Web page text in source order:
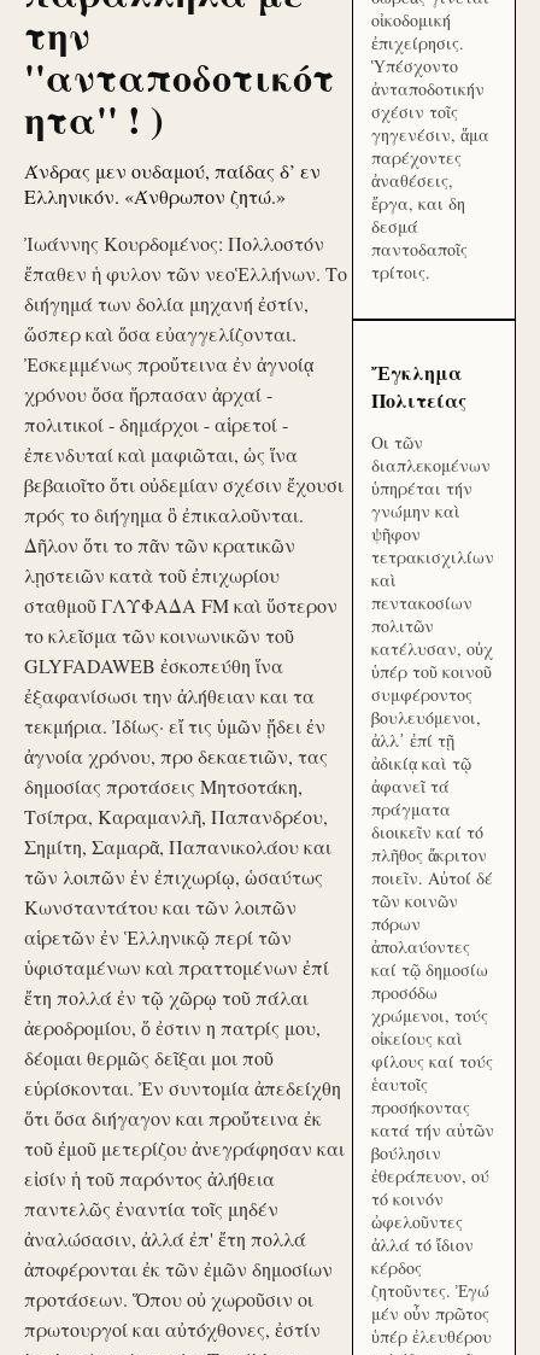
την
''ανταποδοτικότ
ητα'' ! )
Άνδρας μεν ουδαμού, παίδας δ’ εν
Ελληνικόν. «Άνθρωπον ζητώ.»
Ἰωάννης Κουρδομένος: Πολλοστόν
ἔπαθεν ἡ φυλον τῶν νεοἙλλήνων. Το
διήγημά των δολία μηχανή ἐστίν,
ὥσπερ καὶ ὅσα εὐαγγελίζονται.
Ἐσκεμμένως προὔτεινα ἐν ἀγνοίᾳ
χρόνου ὅσα ἥρπασαν ἀρχαί -
πολιτικοί - δημάρχοι - αἱρετοί -
ἐπενδυταί καὶ μαφιῶται, ὡς ἵνα
βεβαιοῖτο ὅτι οὐδεμίαν σχέσιν ἔχουσι
πρός το διήγημα ὃ ἐπικαλοῦνται.
Δῆλον ὅτι το πᾶν τῶν κρατικῶν
λῃστειῶν κατὰ τοῦ ἐπιχωρίου
σταθμοῦ ΓΛΥΦΑΔΑ FM καὶ ὕστερον
το κλεῖσμα τῶν κοινωνικῶν τοῦ
GLYFADAWEB ἐσκοπεύθη ἵνα
ἐξαφανίσωσι την ἀλήθειαν και τα
τεκμήρια. Ἰδίως· εἴ τις ὑμῶν ᾔδει ἐν
ἀγνοία χρόνου, προ δεκαετιῶν, τας
δημοσίας προτάσεις Μητσοτάκη,
Τσίπρα, Καραμανλῆ, Παπανδρέου,
Σημίτη, Σαμαρᾶ, Παπανικολάου και
τῶν λοιπῶν ἐν ἐπιχωρίῳ, ὡσαύτως
Κωνσταντάτου και τῶν λοιπῶν
αἱρετῶν ἐν Ἑλληνικῷ περί τῶν
ὑφισταμένων καὶ πραττομένων ἐπί
ἔτη πολλά ἐν τῷ χῶρῳ τοῦ πάλαι
ἀεροδρομίου, ὅ ἐστιν η πατρίς μου,
δέομαι θερμῶς δεῖξαι μοι ποῦ
εὑρίσκονται. Ἐν συντομία ἀπεδείχθη
ὅτι ὅσα διήγαγον και προὔτεινα ἐκ
τοῦ ἐμοῦ μετερίζου ἀνεγράφησαν και
εἰσίν ἡ τοῦ παρόντος ἀλήθεια
παντελῶς ἐναντία τοῖς μηδέν
ἀναλώσασιν, ἀλλά ἐπ' ἔτη πολλά
ἀποφέρονται ἐκ τῶν ἐμῶν δημοσίων
προτάσεων. Ὅπου οὐ χωροῦσιν οι
πρωτουργοί και αὐτόχθονες, ἐστίν
οἰκοδομική
ἐπιχείρησις.
Ὑπέσχοντο
ἀνταποδοτικήν
σχέσιν τοῖς
γηγενέσιν, ἅμα
παρέχοντες
ἀναθέσεις,
ἔργα, και δη
δεσμά
παντοδαποῖς
τρίτοις.
Ἔγκλημα
Πολιτείας
Οι τῶν
διαπλεκομένων
ὑπηρέται τήν
γνώμην καὶ
ψῆφον
τετρακισχιλίων
καὶ
πεντακοσίων
πολιτῶν
κατέλυσαν, οὐχ
ὑπέρ τοῦ κοινοῦ
συμφέροντος
βουλευόμενοι,
ἀλλ᾽ ἐπί τῇ
ἀδικίᾳ καὶ τῷ
ἀφανεῖ τά
πράγματα
διοικεῖν καί τό
πλῆθος ἄκριτον
ποιεῖν. Αὐτοί δέ
τῶν κοινῶν
πόρων
ἀπολαύοντες
καί τῷ δημοσίω
προσόδω
χρώμενοι, τούς
οἰκείους καὶ
φίλους καί τούς
ἑαυτοῖς
προσήκοντας
κατά τήν αὑτῶν
βούλησιν
ἐθεράπευον, ού
τό κοινόν
ὠφελοῦντες
ἀλλά τό ἴδιον
κέρδος
ζητοῦντες. Ἐγώ
μέν οὖν πρῶτος
ὑπέρ ἐλευθέρου